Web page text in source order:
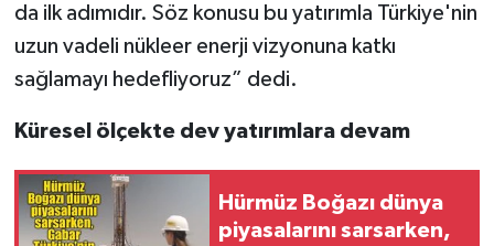
da ilk adımıdır. Söz konusu bu yatırımla Türkiye'nin
uzun vadeli nükleer enerji vizyonuna katkı
sağlamayı hedefliyoruz” dedi.
Küresel ölçekte dev yatırımlara devam
Hürmüz Boğazı dünya
piyasalarını sarsarken,